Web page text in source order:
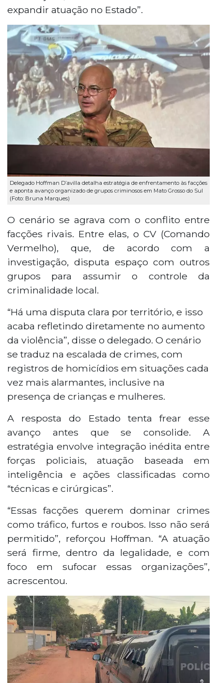
expandir atuação no Estado”.
Delegado Hoffman D’avilla detalha estratégia de enfrentamento às facções
e aponta avanço organizado de grupos criminosos em Mato Grosso do Sul
(Foto: Bruna Marques)
O cenário se agrava com o conflito entre
facções rivais. Entre elas, o CV (Comando
Vermelho), que, de acordo com a
investigação, disputa espaço com outros
grupos para assumir o controle da
criminalidade local.
“Há uma disputa clara por território, e isso
acaba refletindo diretamente no aumento
da violência”, disse o delegado. O cenário
se traduz na escalada de crimes, com
registros de homicídios em situações cada
vez mais alarmantes, inclusive na
presença de crianças e mulheres.
A resposta do Estado tenta frear esse
avanço antes que se consolide. A
estratégia envolve integração inédita entre
forças policiais, atuação baseada em
inteligência e ações classificadas como
“técnicas e cirúrgicas”.
“Essas facções querem dominar crimes
como tráfico, furtos e roubos. Isso não será
permitido”, reforçou Hoffman. “A atuação
será firme, dentro da legalidade, e com
foco em sufocar essas organizações”,
acrescentou.